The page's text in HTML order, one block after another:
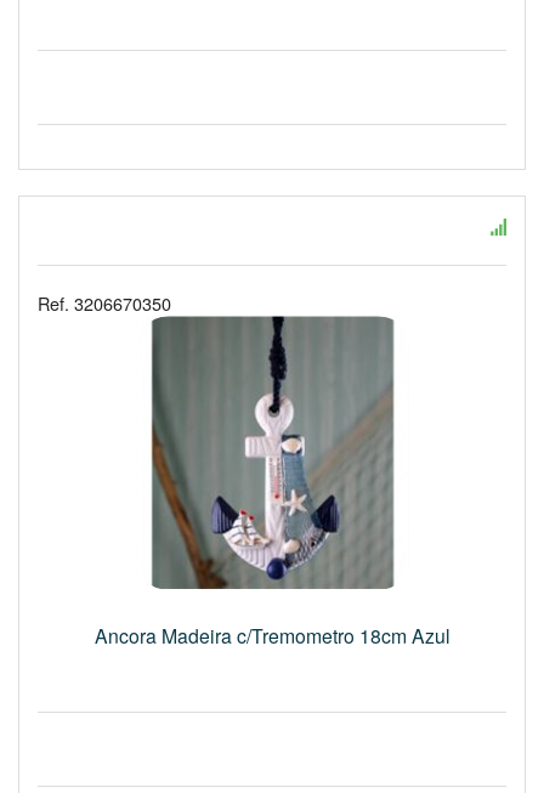
Ref. 3206670350
Ancora Madeira c/Tremometro 18cm Azul